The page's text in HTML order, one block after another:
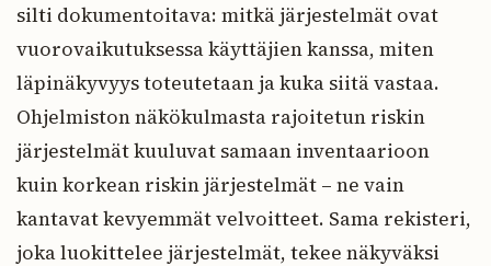
silti dokumentoitava: mitkä järjestelmät ovat
vuorovaikutuksessa käyttäjien kanssa, miten
läpinäkyvyys toteutetaan ja kuka siitä vastaa.
Ohjelmiston näkökulmasta rajoitetun riskin
järjestelmät kuuluvat samaan inventaarioon
kuin korkean riskin järjestelmät – ne vain
kantavat kevyemmät velvoitteet. Sama rekisteri,
joka luokittelee järjestelmät, tekee näkyväksi